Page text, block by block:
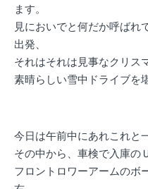
ます。
見においでと何だか呼ばれ
出発、
それはそれは見事なクリス
素晴らしい雪中ドライブを
今日は午前中にあれこれと
その中から、車検で入庫の
フロントロワーアームのボ